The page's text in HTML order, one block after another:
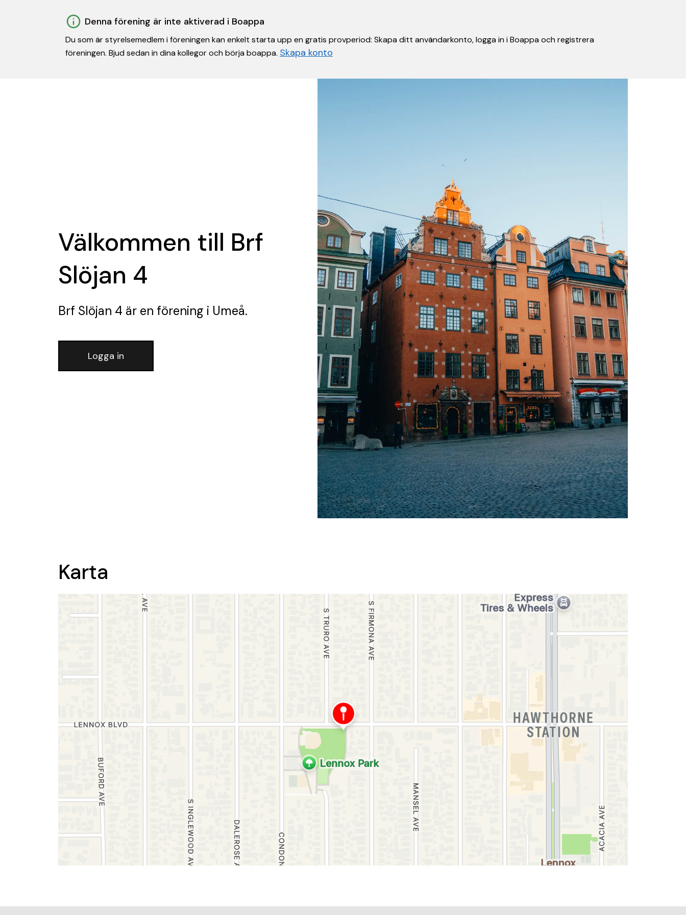
Denna förening är inte aktiverad i Boappa
Du som är styrelsemedlem i föreningen kan enkelt starta upp en gratis provperiod: Skapa ditt användarkonto, logga in i Boappa och registrera
föreningen. Bjud sedan in dina kollegor och börja boappa. Skapa konto
Välkommen till Brf
Slöjan 4
Brf Slöjan 4 är en förening i Umeå.
Logga in
Karta